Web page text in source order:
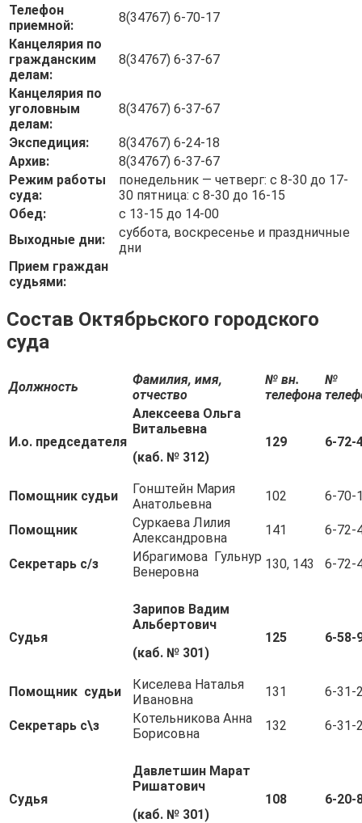
Телефон
приемной:
8(34767) 6-70-17
Канцелярия по
гражданским
делам:
8(34767) 6-37-67
Канцелярия по
уголовным
делам:
8(34767) 6-37-67
Экспедиция:
8(34767) 6-24-18
Архив:
8(34767) 6-37-67
Режим работы
суда:
понедельник — четверг: с 8-30 до 17-
30 пятница: с 8-30 до 16-15
Обед:
с 13-15 до 14-00
Выходные дни:
суббота, воскресенье и праздничные
дни
Прием граждан
судьями:
Состав Октябрьского городского
суда
Должность
Фамилия, имя,
отчество
№ вн.
телефона
№
И.о. председателя
Алексеева Ольга
Витальевна
(каб. № 312)
129 6-72-
Помощник судьи
Гонштейн Мария
Анатольевна
102 6-70-
Помощник
Суркаева Лилия
Александровна
141 6-72-
Секретарь с/з
Ибрагимова Гульнур
Венеровна
130, 143 6-72-
Судья
Зарипов Вадим
Альбертович
(каб. № 301)
125 6-58-
Помощник судьи
Киселева Наталья
Ивановна
131 6-31-
Секретарь с\з
Котельникова Анна
Борисовна
132 6-31-
Судья
Давлетшин Марат
Ришатович
(каб. № 301)
108 6-20-